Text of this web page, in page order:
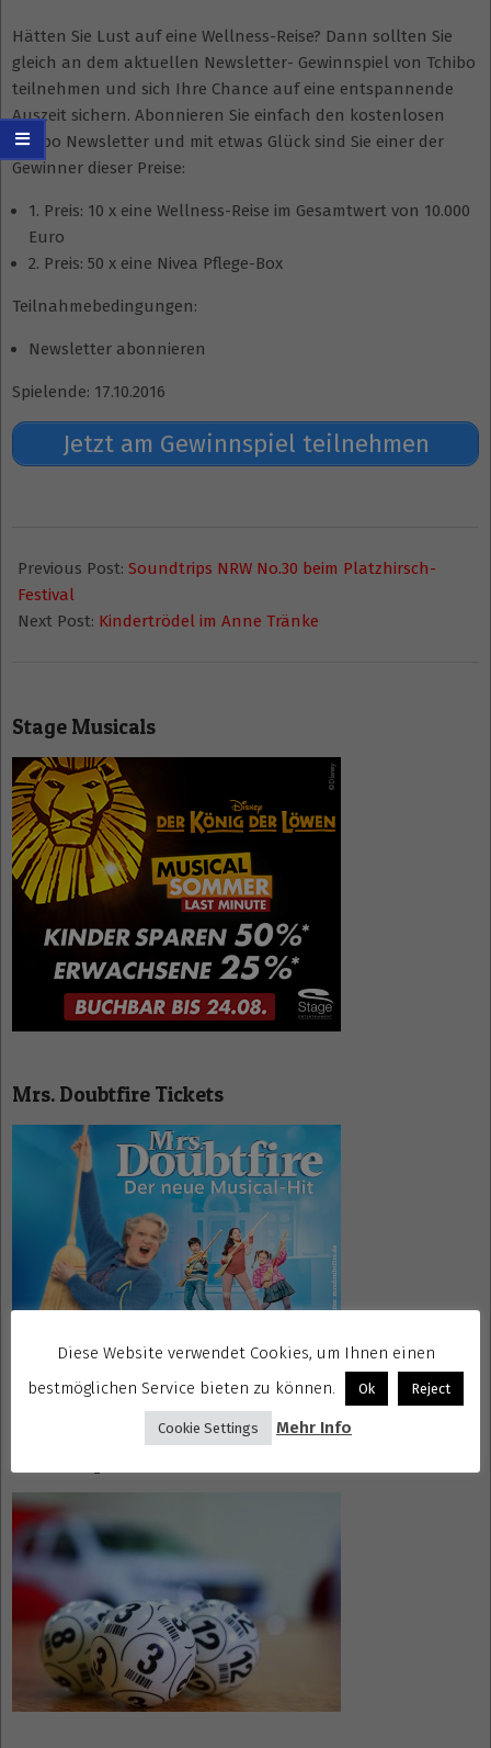
Hätten Sie Lust auf eine Wellness-Reise? Dann sollten Sie
gleich an dem aktuellen Newsletter- Gewinnspiel von Tchibo
teilnehmen und sich Ihre Chance auf eine entspannende
Auszeit sichern. Abonnieren Sie einfach den kostenlosen
Tchibo Newsletter und mit etwas Glück sind Sie einer der
Gewinner dieser Preise:
1. Preis: 10 x eine Wellness-Reise im Gesamtwert von 10.000
Euro
2. Preis: 50 x eine Nivea Pflege-Box
Teilnahmebedingungen:
Newsletter abonnieren
Spielende: 17.10.2016
Jetzt am Gewinnspiel teilnehmen
08-
30
Previous Post: Soundtrips NRW No.30 beim Platzhirsch-
Festival
Next Post: Kindertrödel im Anne Tränke
Stage Musicals
Mrs. Doubtfire Tickets
Diese Website verwendet Cookies, um Ihnen einen
bestmöglichen Service bieten zu können.
Ok Reject
Cookie Settings Mehr Info